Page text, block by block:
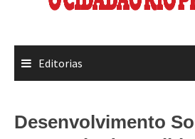
Editorias
Desenvolvimento